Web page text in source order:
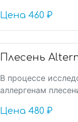
Цена 460 ₽
Плесень
В процессе
аллергенам
Цена 480 ₽